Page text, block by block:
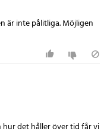
är inte pålitliga. Möjligen
hur det håller över tid får vi